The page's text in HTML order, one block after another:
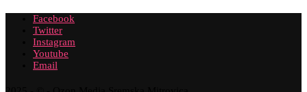
Facebook
Twitter
Instagram
Youtube
Email